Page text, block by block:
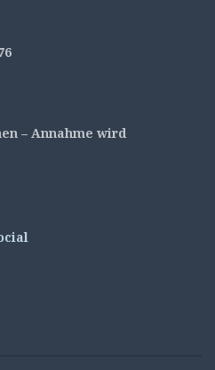
– Annahme wird